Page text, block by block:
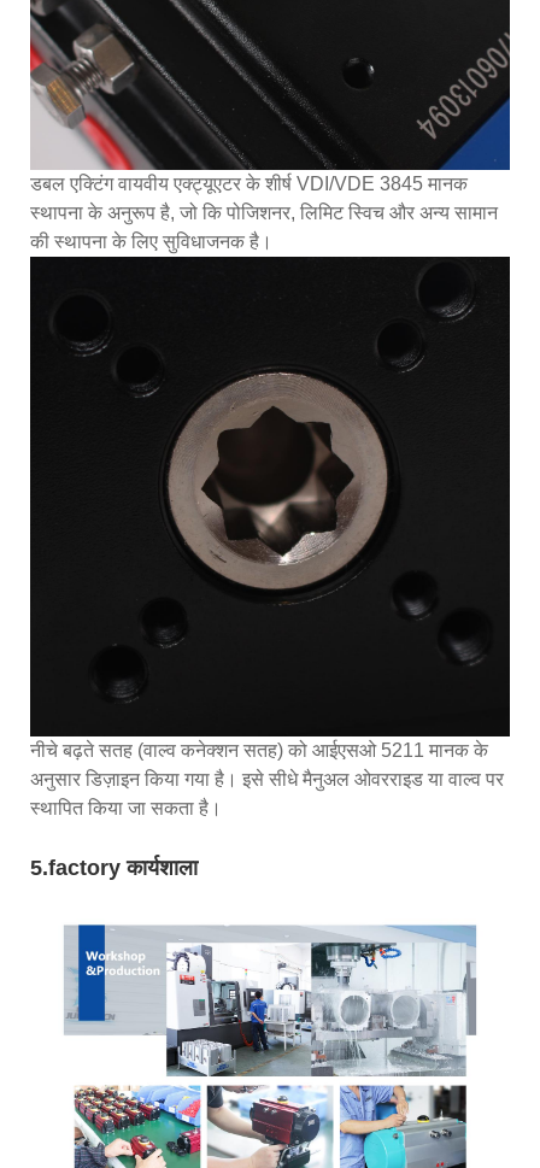
डबल एक्टिंग वायवीय एक्ट्यूएटर के शीर्ष VDI/VDE 3845 मानक
स्थापना के अनुरूप है, जो कि पोजिशनर, लिमिट स्विच और अन्य सामान
की स्थापना के लिए सुविधाजनक है।
नीचे बढ़ते सतह (वाल्व कनेक्शन सतह) को आईएसओ 5211 मानक के
अनुसार डिज़ाइन किया गया है। इसे सीधे मैनुअल ओवरराइड या वाल्व पर
स्थापित किया जा सकता है।
5.factory कार्यशाला